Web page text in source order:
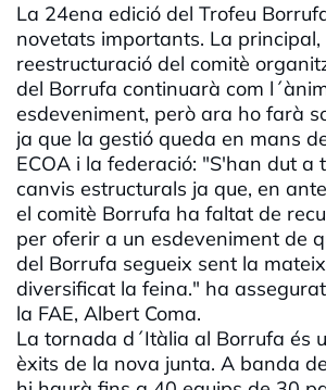
La 24ena edició del Trofeu
novetats importants. La principal,
reestructuració del comitè
del Borrufa continuarà com
esdeveniment, però ara ho farà
ja que la gestió queda en mans
ECOA i la federació: "S'han dut a
canvis estructurals ja que, en
el comitè Borrufa ha faltat de
per oferir a un esdeveniment de
del Borrufa segueix sent la
diversificat la feina." ha
la FAE, Albert Coma.
La tornada d´Itàlia al Borrufa és
èxits de la nova junta. A banda